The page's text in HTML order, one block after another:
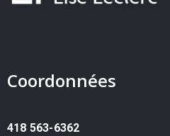
Coordonnées
418 563-6362